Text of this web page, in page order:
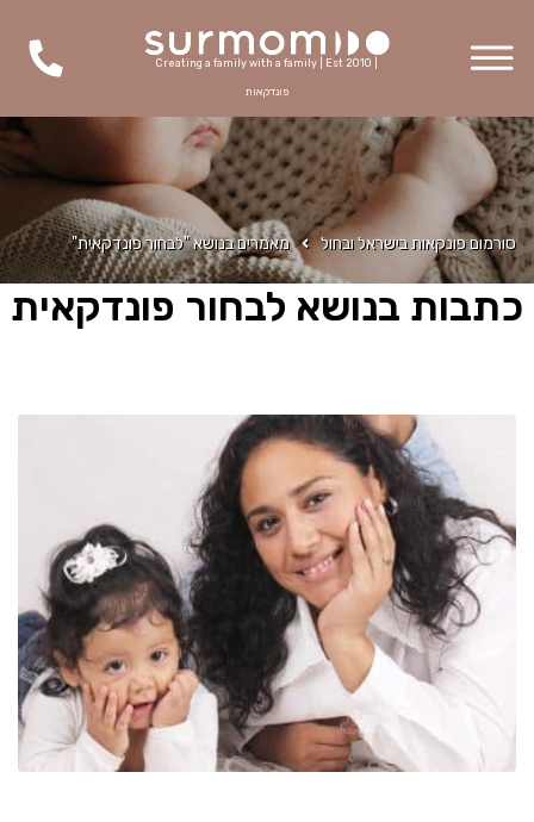
Creating a family with a family | Est 2010 |
פונדקאות
סורמום פונקאות בישראל ובחול מאמרים בנושא "לבחור פונדקאית"
כתבות בנושא לבחור פונדקאית